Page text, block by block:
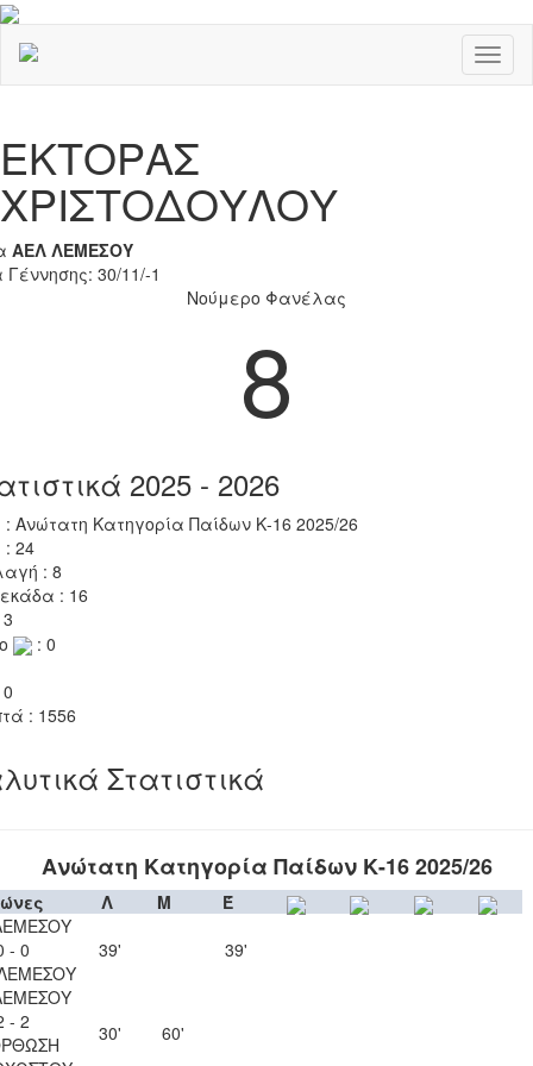
ΕΚΤΟΡΑΣ
ΧΡΙΣΤΟΔΟΥΛΟΥ
ΑΕΛ ΛΕΜΕΣΟΥ
30/11/-1
Νούμερο Φανέλας
8
2025 - 2026
: Ανώτατη Κατηγορία Παίδων Κ-16 2025/26
: 24
: 8
: 16
: 0
: 1556
Στατιστικά
Ανώτατη Κατηγορία Παίδων Κ-16 2025/26
Λ Μ
Έ
- 0
39'
39'
- 2
30' 60'